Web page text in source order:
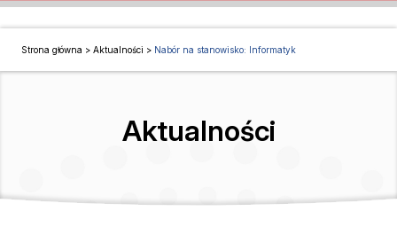
Strona główna > Aktualności > Nabór na stanowisko: Informatyk
Aktualności